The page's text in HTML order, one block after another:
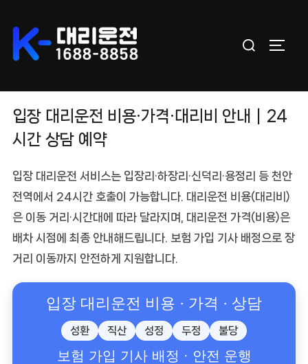
content
Search
입장 대리운전 비용·가격·대리비 안내｜24
시간 상담 예약
입장 대리운전 서비스는 입장리·하장리·신덕리·용정리 등 천안
전역에서 24시간 호출이 가능합니다. 대리운전 비용(대리비)
은 이동 거리·시간대 에 따라 달라지며, 대리운전 가격(비용)은
배차 시점에 최종 안내해드립니다. 보험 가입 기사 배정으로 장
거리 이동까지 안전하게 지원합니다.
입장 대리운전 비용 · 가격 · 상담
성환 직산 성정 두정 불당
보험 가입 기사 배정 · 안전 운행